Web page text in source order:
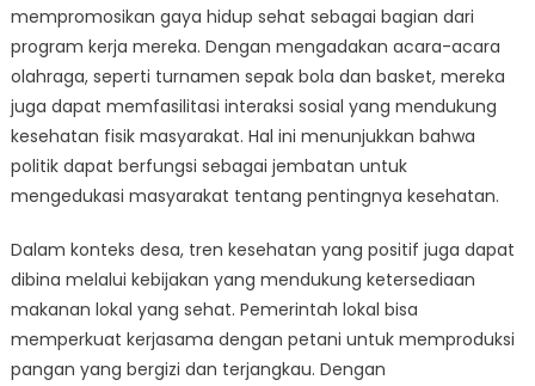
mempromosikan gaya hidup sehat sebagai bagian dari
program kerja mereka. Dengan mengadakan acara-acara
olahraga, seperti turnamen sepak bola dan basket, mereka
juga dapat memfasilitasi interaksi sosial yang mendukung
kesehatan fisik masyarakat. Hal ini menunjukkan bahwa
politik dapat berfungsi sebagai jembatan untuk
mengedukasi masyarakat tentang pentingnya kesehatan.
Dalam konteks desa, tren kesehatan yang positif juga dapat
dibina melalui kebijakan yang mendukung ketersediaan
makanan lokal yang sehat. Pemerintah lokal bisa
memperkuat kerjasama dengan petani untuk memproduksi
pangan yang bergizi dan terjangkau. Dengan